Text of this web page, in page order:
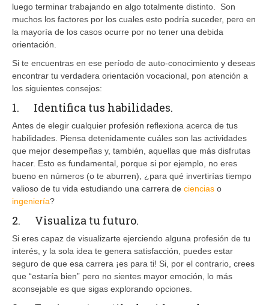
luego terminar trabajando en algo totalmente distinto. Son
muchos los factores por los cuales esto podría suceder, pero en
la mayoría de los casos ocurre por no tener una debida
orientación.
Si te encuentras en ese período de auto-conocimiento y deseas
encontrar tu verdadera orientación vocacional, pon atención a
los siguientes consejos:
1. Identifica tus habilidades.
Antes de elegir cualquier profesión reflexiona acerca de tus
habilidades. Piensa detenidamente cuáles son las actividades
que mejor desempeñas y, también, aquellas que más disfrutas
hacer. Esto es fundamental, porque si por ejemplo, no eres
bueno en números (o te aburren), ¿para qué invertirías tiempo
valioso de tu vida estudiando una carrera de ciencias o
ingeniería?
2. Visualiza tu futuro.
Si eres capaz de visualizarte ejerciendo alguna profesión de tu
interés, y la sola idea te genera satisfacción, puedes estar
seguro de que esa carrera ¡es para ti! Si, por el contrario, crees
que “estaría bien” pero no sientes mayor emoción, lo más
aconsejable es que sigas explorando opciones.